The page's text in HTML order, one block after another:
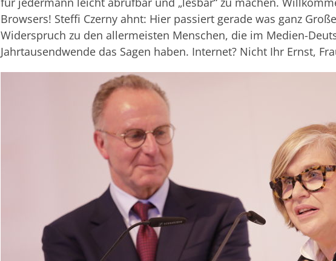
Browsers! Steffi Czerny ahnt: Hier passiert gerade was ganz
Widerspruch zu den allermeisten Menschen, die im Medien-
Jahrtausendwende das Sagen haben. Internet? Nicht Ihr Ernst,